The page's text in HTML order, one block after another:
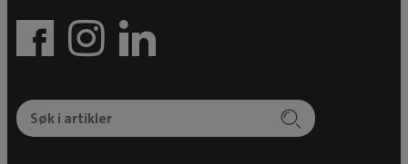
hadde det bra. Denne klinikken er det beste på hele
Karmøy. Har aldri hatt en dårlig opplevelse hos dere å